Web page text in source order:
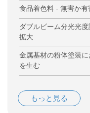
食品着色料 - 無害か
ダブルビーム分光光
拡大
金属基材の粉体塗装
を生む
もっと見る